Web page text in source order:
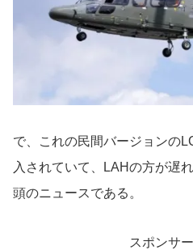
で、これの民間バージョンの
入されていて、LAHの方が遅
頭のニュースである。
スポンサ